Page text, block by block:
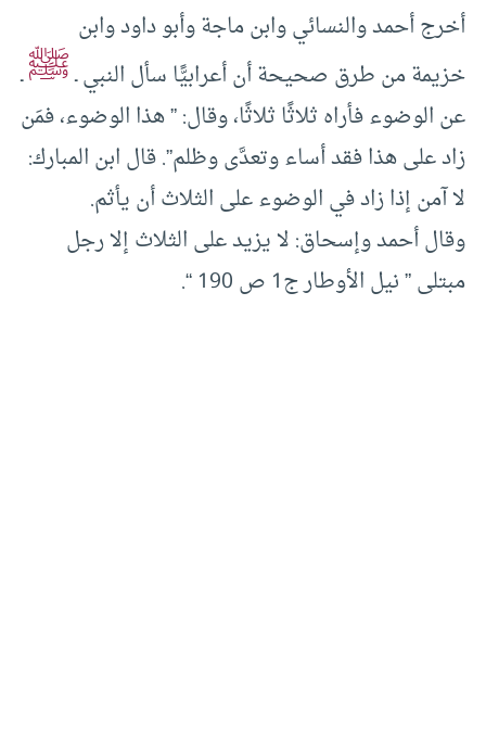
أخرج أحمد والنسائي وابن ماجة وأبو داود وابن
خزيمة من طرق صحيحة أن أعرابيًّا سأل النبي ـﷺـ
عن الوضوء فأراه ثلاثًا ثلاثًا، وقال: ” هذا الوضوء، فمَن
زاد على هذا فقد أساء وتعدَّى وظلم”. قال ابن المبارك:
لا آمن إذا زاد في الوضوء على الثلاث أن يأثم.
وقال أحمد وإسحاق: لا يزيد على الثلاث إلا رجل
مبتلى ” نيل الأوطار ج1 ص 190 “.